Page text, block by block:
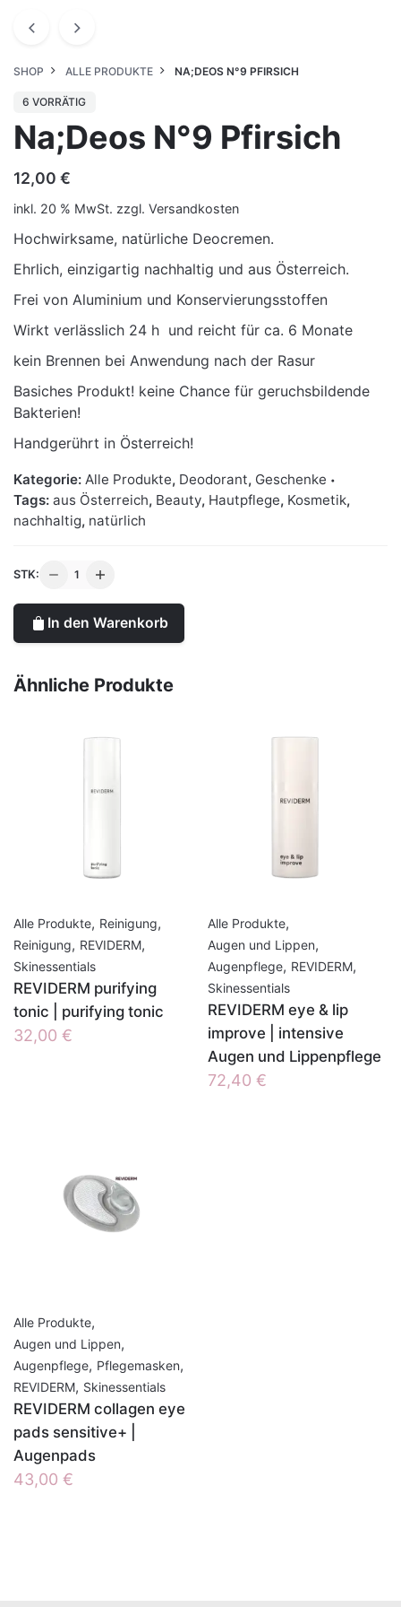
SHOP ALLE PRODUKTE NA;DEOS N°9 PFIRSICH
6 VORRÄTIG
Na;Deos N°9 Pfirsich
12,00 €
inkl. 20 % MwSt. zzgl. Versandkosten
Hochwirksame, natürliche Deocremen.
Ehrlich, einzigartig nachhaltig und aus Österreich.
Frei von Aluminium und Konservierungsstoffen
Wirkt verlässlich 24 h und reicht für ca. 6 Monate
kein Brennen bei Anwendung nach der Rasur
Basiches Produkt! keine Chance für geruchsbildende
Bakterien!
Handgerührt in Österreich!
Kategorie: Alle Produkte, Deodorant, Geschenke
Tags: aus Österreich, Beauty, Hautpflege, Kosmetik,
nachhaltig, natürlich
STK:
Na;Deos
Pfirsich
Menge
In den Warenkorb
Ähnliche Produkte
Alle Produkte, Reinigung,
Reinigung, REVIDERM,
Skinessentials
REVIDERM purifying
tonic | purifying tonic
32,00 €
Alle Produkte,
Augen und Lippen,
Augenpflege, REVIDERM,
Skinessentials
REVIDERM eye & lip
improve | intensive
Augen und Lippenpflege
72,40 €
Alle Produkte,
Augen und Lippen,
Augenpflege, Pflegemasken,
REVIDERM, Skinessentials
REVIDERM collagen eye
pads sensitive+ |
Augenpads
43,00 €